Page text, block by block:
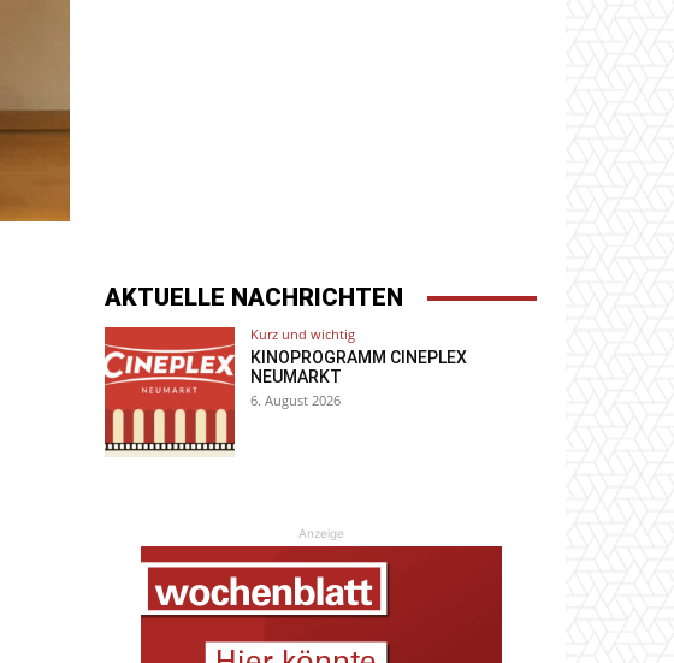
AKTUELLE NACHRICHTEN
Kurz und wichtig
KINOPROGRAMM CINEPLEX
NEUMARKT
6. August 2026
Anzeige